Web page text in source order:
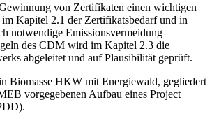
von Zertifikaten einen wichtigen
Kapitel 2.1 der Zertifikatsbedarf und in
notwendige Emissionsvermeidung
des CDM wird im Kapitel 2.3 die
abgeleitet und auf Plausibilität geprüft.
Biomasse HKW mit Energiewald, gegliedert
vorgegebenen Aufbau eines Project